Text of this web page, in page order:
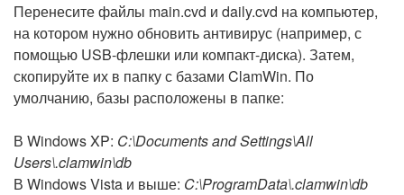
Перенесите файлы main.cvd и daily.cvd на компьютер,
на котором нужно обновить антивирус (например, с
помощью USB-флешки или компакт-диска). Затем,
скопируйте их в папку с базами ClamWin. По
умолчанию, базы расположены в папке:
В Windows XP: C:\Documents and Settings\All
Users\.clamwin\db
В Windows Vista и выше: C:\ProgramData\.clamwin\db